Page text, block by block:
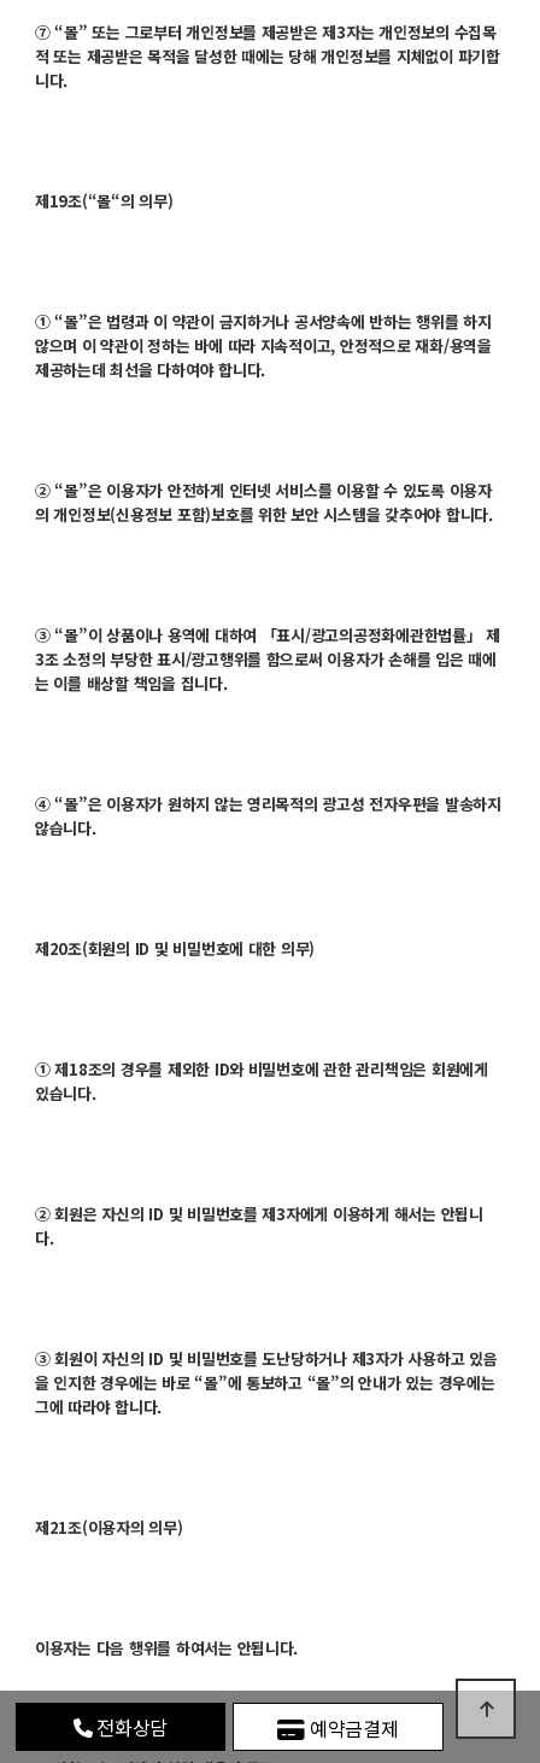
⑦ “몰” 또는 그로부터 개인정보를 제공받은 제3자는 개인정보의 수집목
적 또는 제공받은 목적을 달성한 때에는 당해 개인정보를 지체없이 파기합
니다.
제19조(“몰“의 의무)
① “몰”은 법령과 이 약관이 금지하거나 공서양속에 반하는 행위를 하지
않으며 이 약관이 정하는 바에 따라 지속적이고, 안정적으로 재화/용역을
제공하는데 최선을 다하여야 합니다.
② “몰”은 이용자가 안전하게 인터넷 서비스를 이용할 수 있도록 이용자
의 개인정보(신용정보 포함)보호를 위한 보안 시스템을 갖추어야 합니다.
③ “몰”이 상품이나 용역에 대하여 「표시/광고의공정화에관한법률」 제
3조 소정의 부당한 표시/광고행위를 함으로써 이용자가 손해를 입은 때에
는 이를 배상할 책임을 집니다.
④ “몰”은 이용자가 원하지 않는 영리목적의 광고성 전자우편을 발송하지
않습니다.
제20조(회원의 ID 및 비밀번호에 대한 의무)
① 제18조의 경우를 제외한 ID와 비밀번호에 관한 관리책임은 회원에게
있습니다.
② 회원은 자신의 ID 및 비밀번호를 제3자에게 이용하게 해서는 안됩니
다.
③ 회원이 자신의 ID 및 비밀번호를 도난당하거나 제3자가 사용하고 있음
을 인지한 경우에는 바로 “몰”에 통보하고 “몰”의 안내가 있는 경우에는
그에 따라야 합니다.
제21조(이용자의 의무)
이용자는 다음 행위를 하여서는 안됩니다.
전화상담 예약금결제